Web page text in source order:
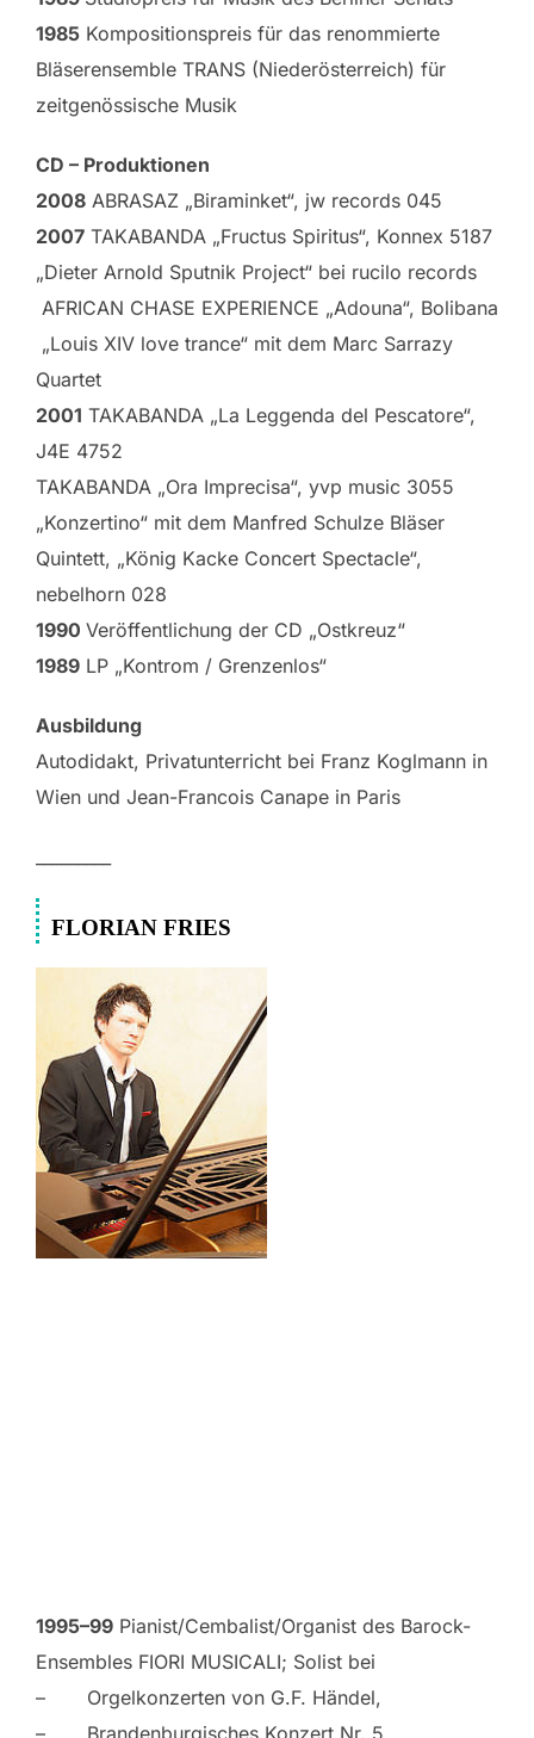
1985 Kompositionspreis für das renommierte
Bläserensemble TRANS (Niederösterreich) für
zeitgenössische Musik
CD – Produktionen
2008 ABRASAZ „Biraminket“, jw records 045
2007 TAKABANDA „Fructus Spiritus“, Konnex 5187
„Dieter Arnold Sputnik Project“ bei rucilo records
AFRICAN CHASE EXPERIENCE „Adouna“, Bolibana
„Louis XIV love trance“ mit dem Marc Sarrazy
Quartet
2001 TAKABANDA „La Leggenda del Pescatore“,
J4E 4752
TAKABANDA „Ora Imprecisa“, yvp music 3055
„Konzertino“ mit dem Manfred Schulze Bläser
Quintett, „König Kacke Concert Spectacle“,
nebelhorn 028
1990 Veröffentlichung der CD „Ostkreuz“
1989 LP „Kontrom / Grenzenlos“
Ausbildung
Autodidakt, Privatunterricht bei Franz Koglmann in
Wien und Jean-Francois Canape in Paris
FLORIAN FRIES
1995–99 Pianist/Cembalist/Organist des Barock-
Ensembles FIORI MUSICALI; Solist bei
– Orgelkonzerten von G.F. Händel,